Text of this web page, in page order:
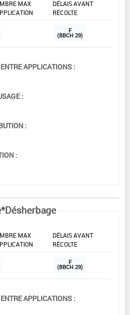
MAX
DÉLAIS AVANT
RÉCOLTE
F
(BBCH 29)
APPLICATIONS :
:
:
:
MAX
DÉLAIS AVANT
RÉCOLTE
F
(BBCH 29)
APPLICATIONS :